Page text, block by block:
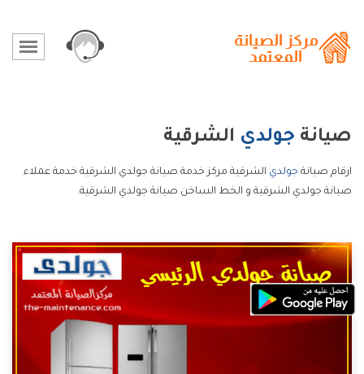
صيانة جولدي الشرقية
ارقام صيانة جولدي الشرقية مركز خدمة صيانة جولدي الشرقية خدمة عملاء
صيانة جولدي الشرقية و الخط الساخن صيانة جولدي الشرقية.